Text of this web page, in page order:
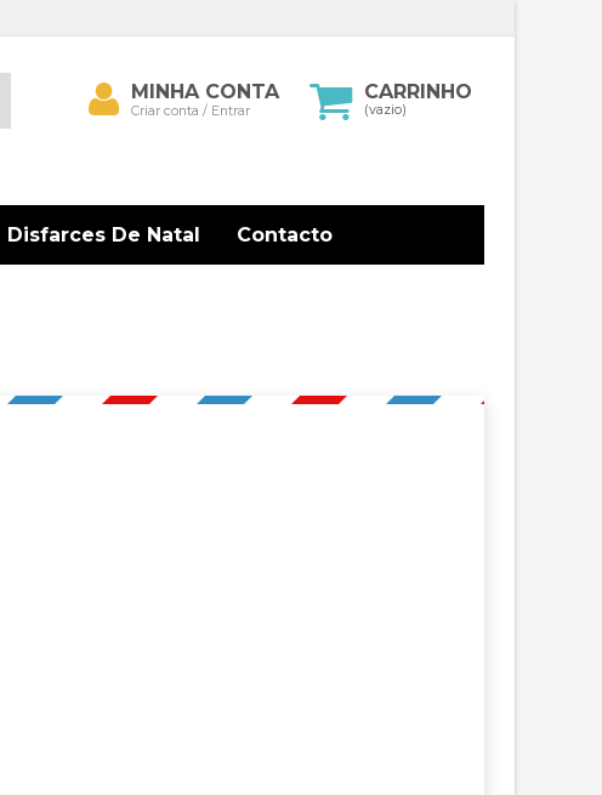
CARRINHO
(vazio)
Pesquisar
Minha
conta
MINHA CONTA
Criar conta / Entrar
Disfarces De Natal Contacto